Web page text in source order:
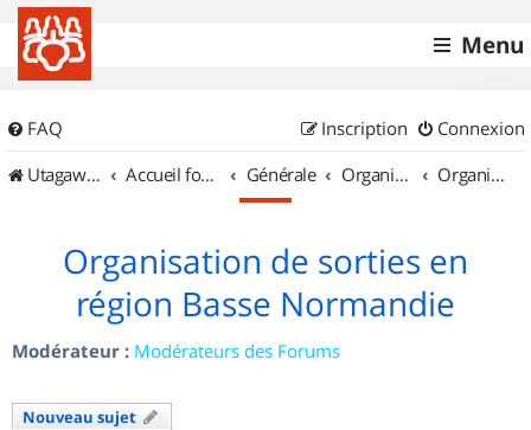
Menu
FAQ Connexion
Inscription
UtagawaVTT (Randos VTT et VTTAE avec traces GPS)
Accueil forum Générale Organisation de sorties & Recherche de partenaires Organisation de sorties en région Basse Normandie
Organisation de sorties en
région Basse Normandie
Modérateur : Modérateurs des Forums
Nouveau sujet